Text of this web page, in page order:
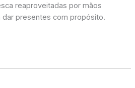
reaproveitadas por mãos
presentes com propósito.